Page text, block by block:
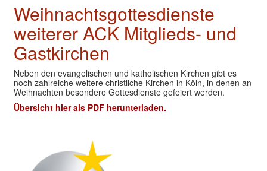
Weihnachtsgottesdienste
weiterer ACK Mitglieds- und
Gastkirchen
Neben den evangelischen und katholischen Kirchen gibt es
noch zahlreiche weitere christliche Kirchen in Köln, in denen an
Weihnachten besondere Gottesdienste gefeiert werden.
Übersicht hier als PDF herunterladen.